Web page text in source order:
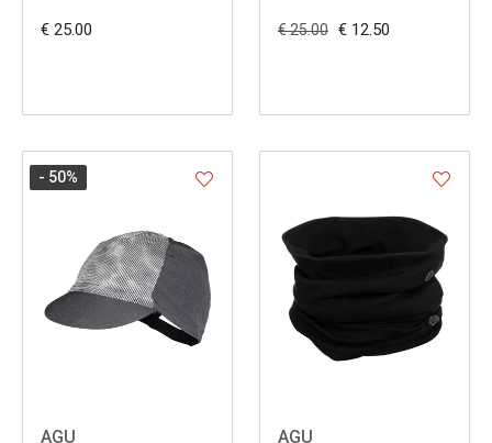
€ 25.00 € 25.00 € 12.50
AGU
- 50%
AGU